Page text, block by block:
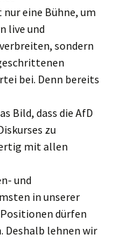
eine Bühne, um
live und
sondern
bei. Denn bereits
Bild, dass die AfD
zu
mit allen
und
in unserer
dürfen
Deshalb lehnen wir